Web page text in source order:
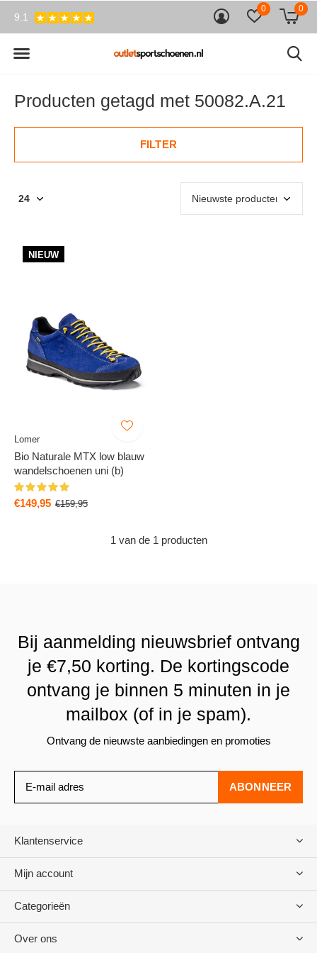
0 0
9.1
Producten getagd met 50082.A.21
FILTER
NIEUW
Lomer
Bio Naturale MTX low blauw
wandelschoenen uni (b)
€149,95 €159,95
1 van de 1 producten
Bij aanmelding nieuwsbrief ontvang
je €7,50 korting. De kortingscode
ontvang je binnen 5 minuten in je
mailbox (of in je spam).
Ontvang de nieuwste aanbiedingen en promoties
ABONNEER
Klantenservice
Mijn account
Categorieën
Over ons